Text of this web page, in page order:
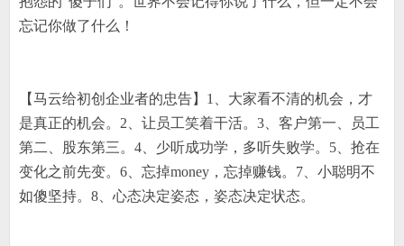
忘记你做了什么！
【马云给初创企业者的忠告】 1
、大家看不清的机会，才
是真正的机会。 2 、让员工笑着干活。 3 、客户第一、员工
第二、股东第三。 4 、少听成功学，多听失败学。 5 、抢在
变化之前先变。 6 、忘掉money ，忘掉赚钱。 7 、小聪明不
如傻坚持。 8 、心态决定姿态，姿态决定状态。